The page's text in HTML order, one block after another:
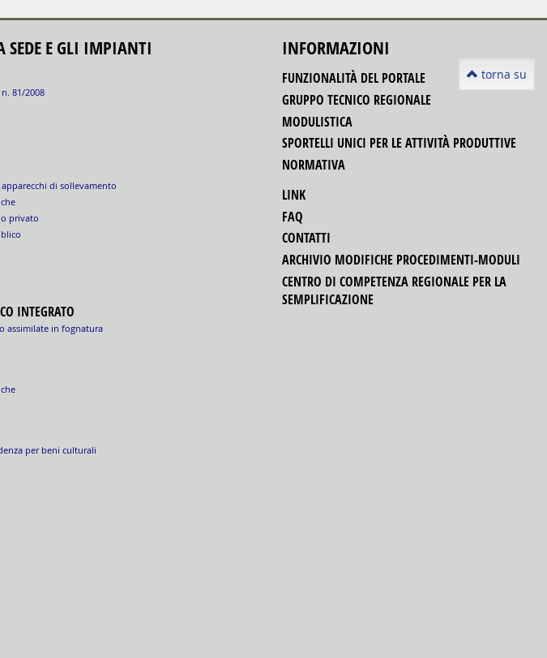
torna su
SEDE E GLI IMPIANTI
81/2008
di sollevamento
privato
INTEGRATO
assimilate in fognatura
per beni culturali
INFORMAZIONI
FUNZIONALITÀ DEL PORTALE
GRUPPO TECNICO REGIONALE
MODULISTICA
SPORTELLI UNICI PER LE ATTIVITÀ PRODUTTIVE
NORMATIVA
LINK
FAQ
CONTATTI
ARCHIVIO MODIFICHE PROCEDIMENTI-MODULI
CENTRO DI COMPETENZA REGIONALE PER LA
SEMPLIFICAZIONE